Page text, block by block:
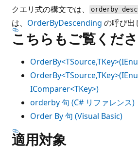
クエリ式の構文では、
orderby
は、 OrderByDescending の呼び出
こちらもご覧くだ
IComparer<TKey>)
orderby 句 (C# リファレンス)
Order By 句 (Visual Basic)
適用対象